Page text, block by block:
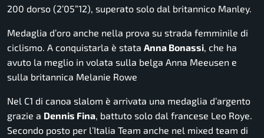
200 dorso (2’05”12), superato solo dal britannico Manley.
Medaglia d’oro anche nella prova su strada femminile di
ciclismo. A conquistarla è stata Anna Bonassi , che ha
avuto la meglio in volata sulla belga Anna Meeusen e
sulla britannica Melanie Rowe
Nel C1 di canoa slalom è arrivata una medaglia d’argento
grazie a Dennis Fina , battuto solo dal francese Leo Roye.
Secondo posto per l’Italia Team anche nel mixed team di